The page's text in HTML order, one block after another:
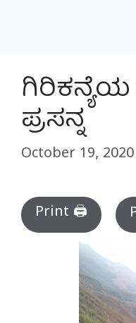
ಗಿರಿಕನ್ಯೆಯ
ಪ್ರಸನ್ನ
October 19, 2020
Print 🖨